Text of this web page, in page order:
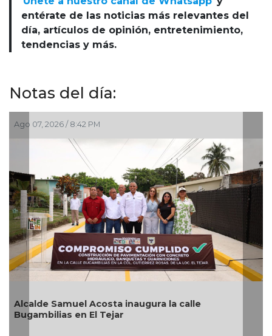
entérate de las noticias más relevantes del
día, artículos de opinión, entretenimiento,
tendencias y más.
Notas del día:
la calle
Pedro de Jesús Rosado
como alcalde suplente de